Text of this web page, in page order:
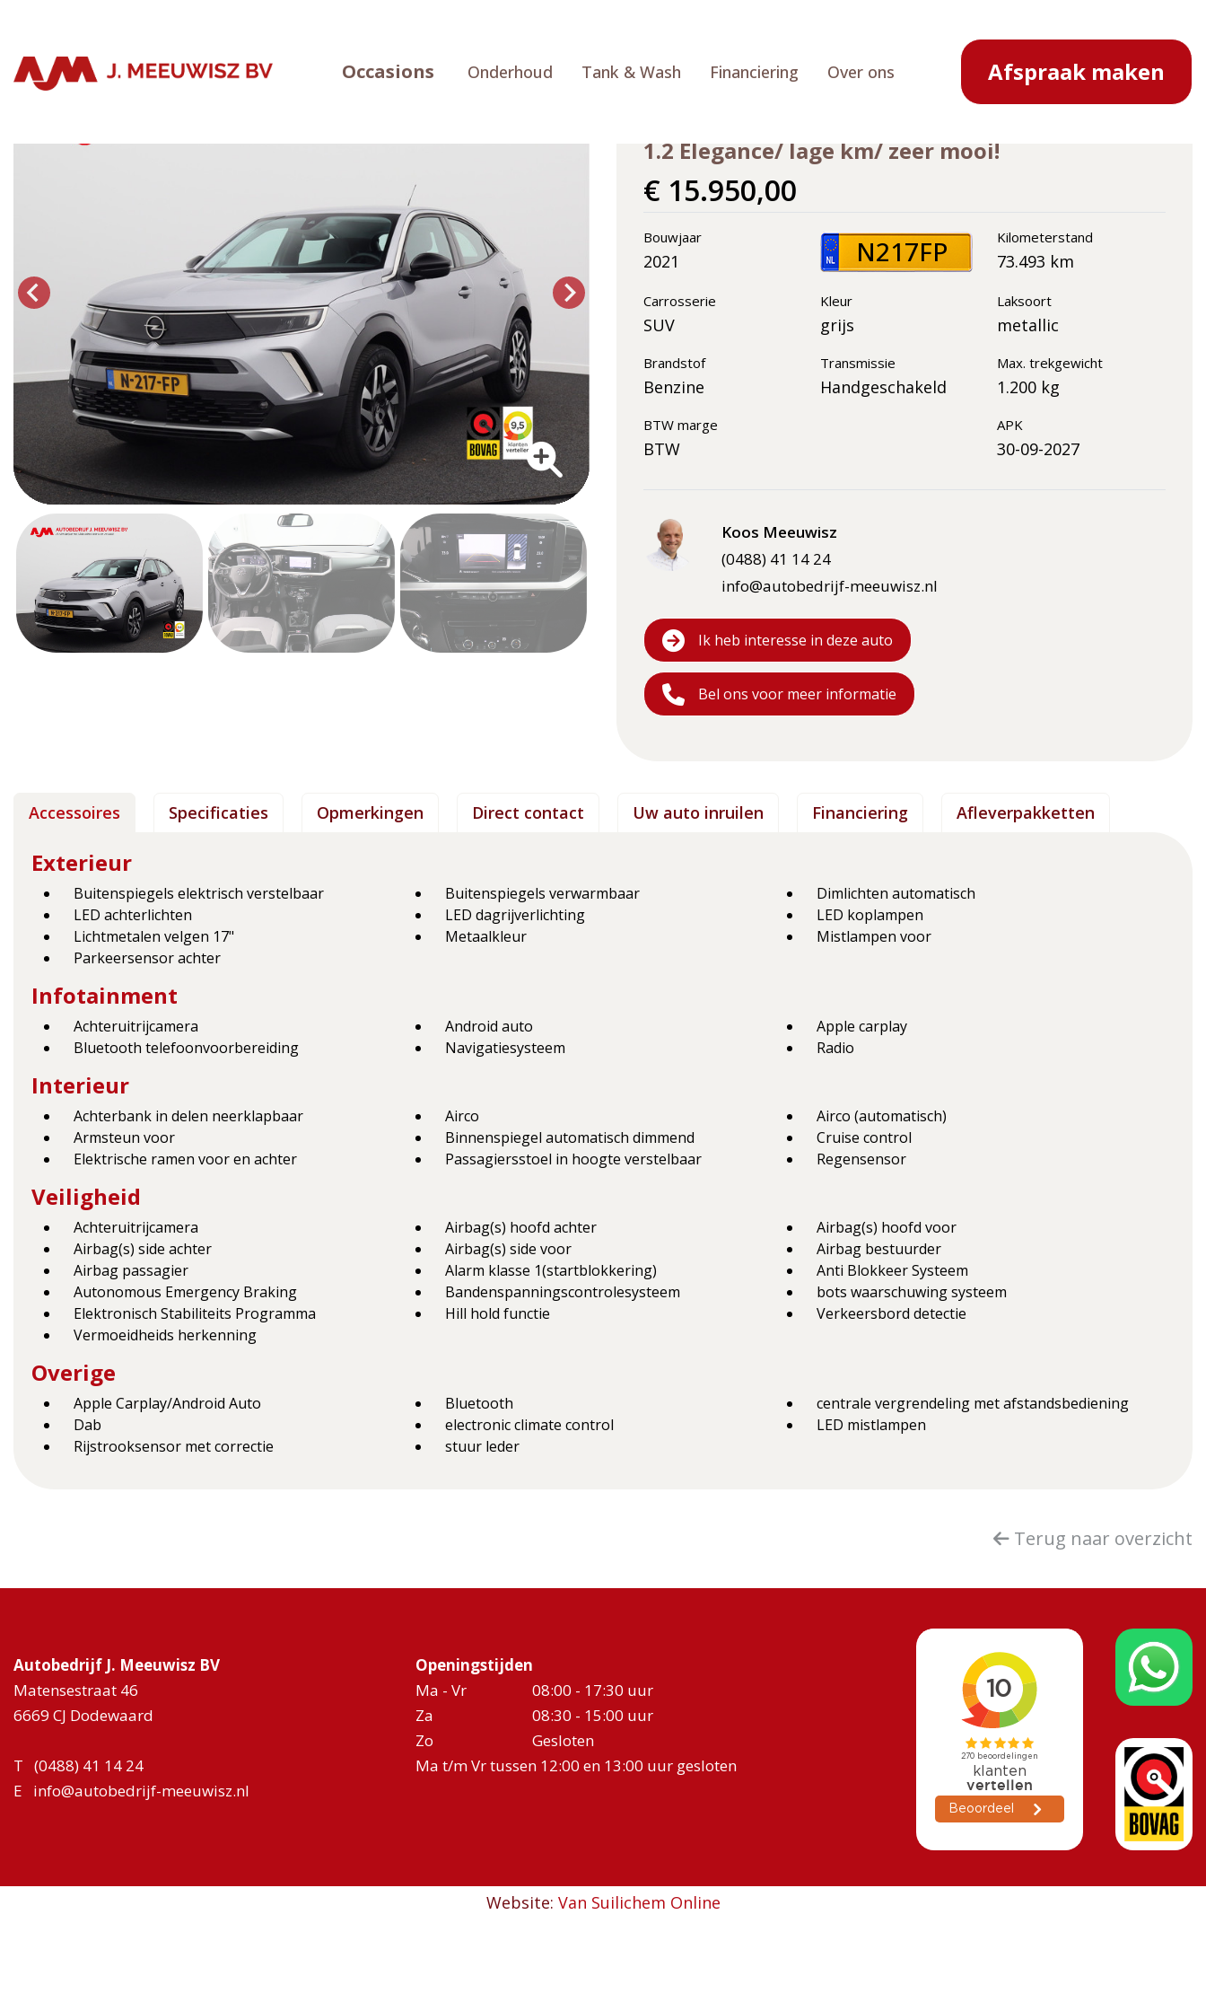
Occasions Onderhoud Tank & Wash Financiering Over ons Afspraak maken
1.2 Elegance/ lage km/ zeer mooi!
€ 15.950,00
Bouwjaar
2021 N217FP Kilometerstand
73.493 km
Carrosserie
SUV
Kleur
grijs
Laksoort
metallic
Brandstof
Benzine
Transmissie
Handgeschakeld
Max. trekgewicht
1.200 kg
BTW marge
BTW
APK
30-09-2027
Koos Meeuwisz
(0488) 41 14 24
info@autobedrijf-meeuwisz.nl
Ik heb interesse in deze auto
Bel ons voor meer informatie
Accessoires Specificaties Opmerkingen Direct contact Uw auto inruilen Financiering Afleverpakketten
Exterieur
Buitenspiegels elektrisch verstelbaar Buitenspiegels verwarmbaar
Dimlichten automatisch
LED achterlichten
LED dagrijverlichting
LED koplampen
Lichtmetalen velgen 17"
Metaalkleur
Mistlampen voor
Parkeersensor achter
Infotainment
Achteruitrijcamera Android auto
Apple carplay
Bluetooth telefoonvoorbereiding
Navigatiesysteem Radio
Interieur
Achterbank in delen neerklapbaar Airco
Airco (automatisch)
Armsteun voor
Binnenspiegel automatisch dimmend
Cruise control
Elektrische ramen voor en achter
Passagiersstoel in hoogte verstelbaar Regensensor
Veiligheid
Achteruitrijcamera Airbag(s) hoofd achter
Airbag(s) hoofd voor
Airbag(s) side achter
Airbag(s) side voor
Airbag bestuurder
Airbag passagier
Alarm klasse 1(startblokkering)
Anti Blokkeer Systeem
Autonomous Emergency Braking
Bandenspanningscontrolesysteem
bots waarschuwing systeem
Elektronisch Stabiliteits Programma
Hill hold functie
Verkeersbord detectie
Vermoeidheids herkenning
Overige
Apple Carplay/Android Auto Bluetooth
centrale vergrendeling met afstandsbediening
Dab
electronic climate control
LED mistlampen
Rijstrooksensor met correctie
stuur leder
Terug naar overzicht
Autobedrijf J. Meeuwisz BV
Matensestraat 46
6669 CJ Dodewaard
T (0488) 41 14 24
E
info@autobedrijf-meeuwisz.nl
Openingstijden
Ma - Vr
08:00 - 17:30 uur
Za
08:30 - 15:00 uur
Zo
Gesloten
Ma t/m Vr tussen 12:00 en 13:00 uur gesloten
Website: Van Suilichem Online